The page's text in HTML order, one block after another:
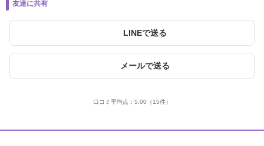
友達に共有
LINEで送る
メールで送る
口コミ平均点： 5.00 （15件）